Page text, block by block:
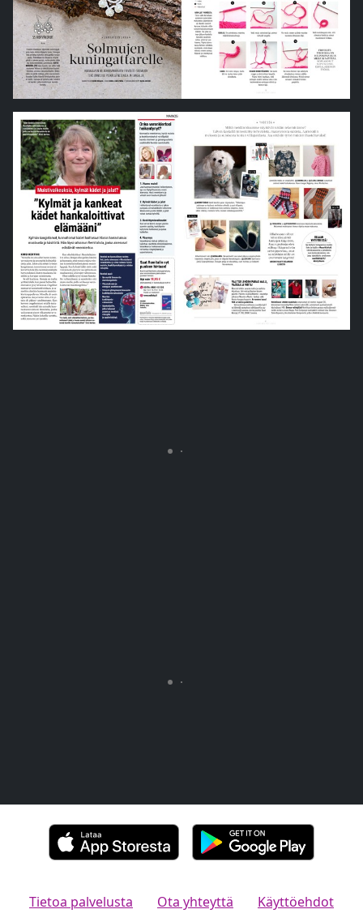
Tietoa palvelusta Ota yhteyttä Käyttöehdot